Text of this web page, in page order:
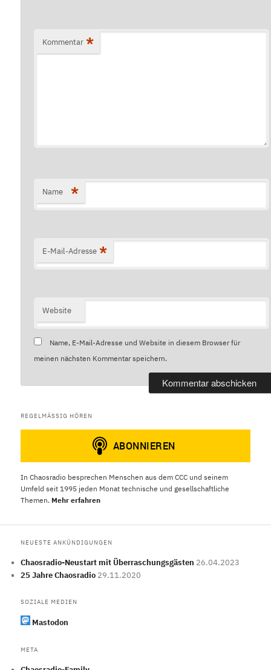
Kommentar *
Name *
E-Mail-Adresse *
Website
Name, E-Mail-Adresse und Website in diesem Browser für
meinen nächsten Kommentar speichern.
REGELMÄSSIG HÖREN
In Chaosradio besprechen Menschen aus dem CCC und seinem
Umfeld seit 1995 jeden Monat technische und gesellschaftliche
Themen. Mehr erfahren
NEUESTE ANKÜNDIGUNGEN
Chaosradio-Neustart mit Überraschungsgästen 26.04.2023
25 Jahre Chaosradio 29.11.2020
SOZIALE MEDIEN
Mastodon
META